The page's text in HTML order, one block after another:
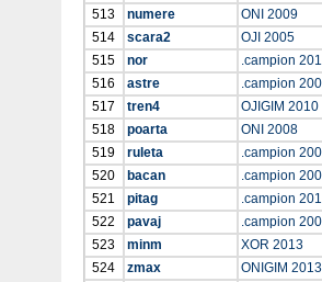
513
numere
ONI 2009
514
scara2
OJI 2005
515
nor
.campion
516
astre
.campion
517
tren4
OJIGIM 2010
518
poarta
ONI 2008
519
ruleta
.campion
520
bacan
.campion
521
pitag
.campion
522
pavaj
.campion
523
minm
XOR 2013
524
zmax
ONIGIM 2013